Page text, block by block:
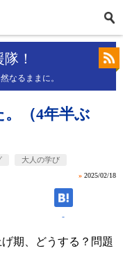
！
なるままに。
（4年半ぶ
大人の学び
» 2025/02/18
-
期、どうする？問題